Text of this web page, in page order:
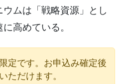
ムは「戦略資源」とし
高めている。
定です。お申込み確定後
ただけます。